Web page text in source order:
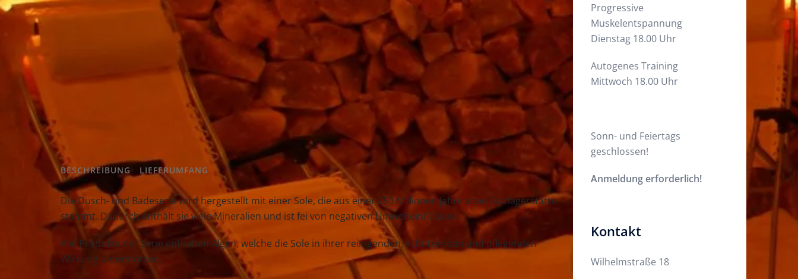
BESCHREIBUNG LIEFERUMFANG
Die Dusch- und Badeserie wird hergestellt mit einer Sole, die aus einer 250 Millionen Jahre alten Salzlagerstätte
stammt. Dadurch enthält sie viele Mineralien und ist fei von negativen Umwelteinflüssen.
Alle Produkte der Serie enthalten Algen, welche die Sole in ihrer reinigenden, schützenden und pflegenden
Wirkung unterstützen.
Progressive
Muskelentspannung
Dienstag 18.00 Uhr
Autogenes Training
Mittwoch 18.00 Uhr
Sonn- und Feiertags
geschlossen!
Anmeldung erforderlich!
Kontakt
Wilhelmstraße 18